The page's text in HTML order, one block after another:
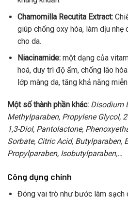
Chamomilla Recutita Extract:
giúp chống oxy hóa, làm dịu nhẹ
cho da.
Niacinamide: một dạng của
hoá, duy trì độ ẩm, chống lão
lớp màng da, tăng khả năng
Một số thành phần khác: Disodium
Methylparaben, Propylene Glycol,
1,3-Diol, Pantolactone,
Sorbate, Citric Acid, Butylparaben,
Propylparaben, Isobutylparaben,…
Công dụng chính
Đóng vai trò như bước làm sạch